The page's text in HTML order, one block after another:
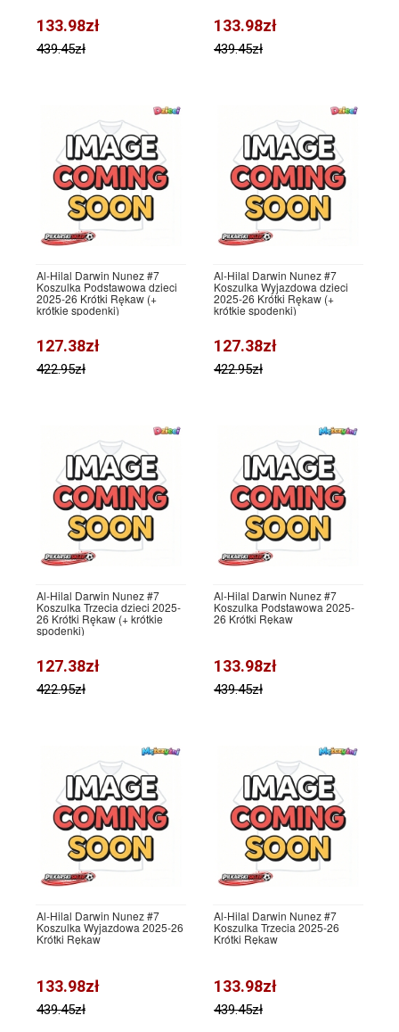
133.98zł
439.45zł
133.98zł
439.45zł
Al-Hilal Darwin Nunez #7
Koszulka Podstawowa dzieci
2025-26 Krótki Rękaw (+
krótkie spodenki)
127.38zł
422.95zł
Al-Hilal Darwin Nunez #7
Koszulka Wyjazdowa dzieci
2025-26 Krótki Rękaw (+
krótkie spodenki)
127.38zł
422.95zł
Al-Hilal Darwin Nunez #7
Koszulka Trzecia dzieci 2025-
26 Krótki Rękaw (+ krótkie
spodenki)
127.38zł
422.95zł
Al-Hilal Darwin Nunez #7
Koszulka Podstawowa 2025-
26 Krótki Rękaw
133.98zł
439.45zł
Al-Hilal Darwin Nunez #7
Koszulka Wyjazdowa 2025-26
Krótki Rękaw
133.98zł
439.45zł
Al-Hilal Darwin Nunez #7
Koszulka Trzecia 2025-26
Krótki Rękaw
133.98zł
439.45zł